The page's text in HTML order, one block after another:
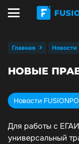
Главная Новости
НОВЫЕ
Новости
Для работы с
универсальный